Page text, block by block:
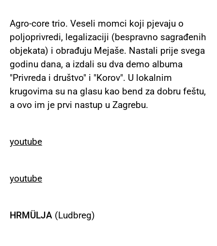
Agro-core trio. Veseli momci koji pjevaju o
poljoprivredi, legalizaciji (bespravno sagrađenih
objekata) i obrađuju Mejaše. Nastali prije svega
godinu dana, a izdali su dva demo albuma
"Privreda i društvo" i "Korov". U lokalnim
krugovima su na glasu kao bend za dobru feštu,
a ovo im je prvi nastup u Zagrebu.
youtube
youtube
HRMÜLJA (Ludbreg)